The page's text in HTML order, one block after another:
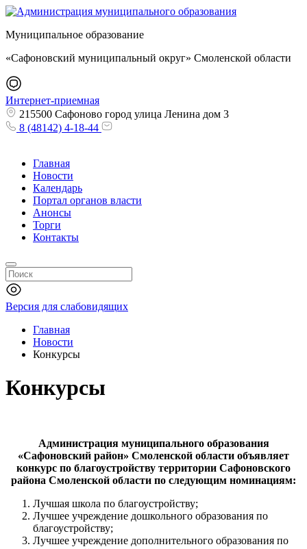
Муниципальное образование
«Сафоновский муниципальный округ» Смоленской области
Интернет-приемная
215500 Сафоново город улица Ленина дом 3
8 (48142) 4-18-44
Главная
Новости
Календарь
Портал органов власти
Анонсы
Торги
Контакты
Версия для слабовидящих
Главная
Новости
Конкурсы
Конкурсы
Администрация муниципального образования
«Сафоновский район» Смоленской области объявляет
конкурс по благоустройству территории Сафоновского
района Смоленской области по следующим номинациям:
Лучшая школа по благоустройству;
Лучшее учреждение дошкольного образования по
благоустройству;
Лучшее учреждение дополнительного образования по